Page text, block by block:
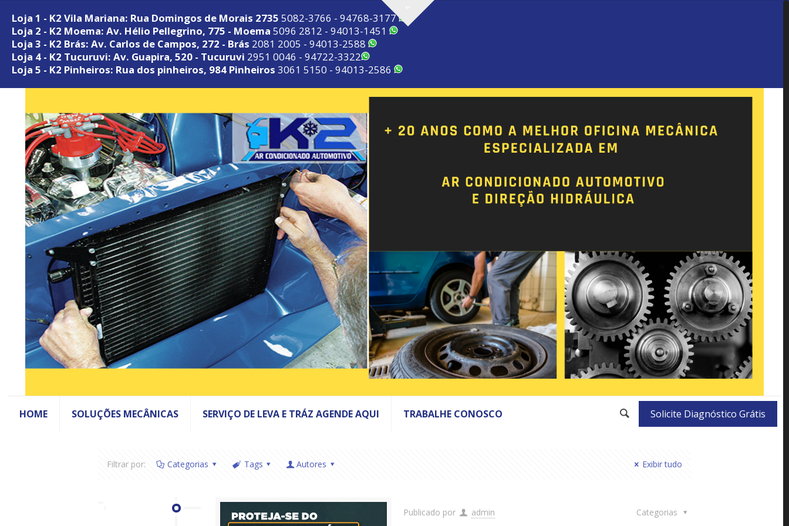
Loja 1 - K2 Vila Mariana: Rua Domingos de Morais 2735 5082-3766 - 94768-3177
Loja 2 - K2 Moema: Av. Hélio Pellegrino, 775 - Moema 5096 2812 - 94013-1451
Loja 3 - K2 Brás: Av. Carlos de Campos, 272 - Brás 2081 2005 - 94013-2588
Loja 4 - K2 Tucuruvi: Av. Guapira, 520 - Tucuruvi 2951 0046 - 94722-3322
Loja 5 - K2 Pinheiros: Rua dos pinheiros, 984 Pinheiros 3061 5150 - 94013-2586
HOME SOLUÇÕES MECÂNICAS SERVIÇO DE LEVA E TRÁZ AGENDE AQUI TRABALHE CONOSCO Solicite Diagnóstico Grátis
Filtrar por: Categorias Tags Autores Exibir tudo
Publicado por admin Categorias